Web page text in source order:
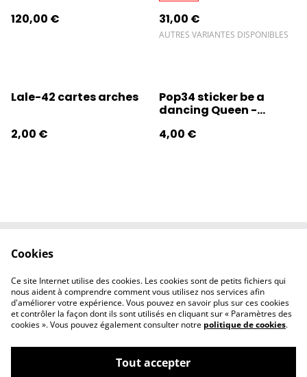
120,00 € 31,00 €
AUTRES VARIANTES DISPONIBLES
Lale-42 cartes arches
2,00 €
Pop34 sticker be a
dancing Queen -
4,00 €
Contactez-nous
Politique de
confidentialité
Politique de
cookies
Cookies
Ce site Internet utilise des cookies. Les cookies sont de petits fichiers qui
nous aident à comprendre comment vous utilisez nos services afin
d'améliorer votre expérience. Vous pouvez en savoir plus sur ces cookies
et contrôler la façon dont ils sont utilisés en cliquant sur « Paramètres des
cookies ». Vous pouvez également consulter notre politique de cookies.
Tout accepter